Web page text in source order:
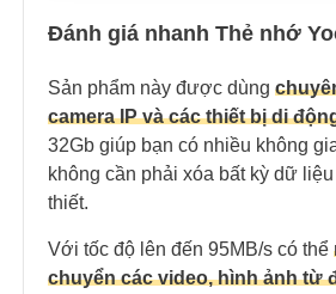
Đánh giá nhanh Thẻ nhớ
Sản phẩm này được dùng
camera IP và các thiết bị di
32Gb giúp bạn có nhiều không
không cần phải xóa bất kỳ dữ
thiết.
Với tốc độ lên đến 95MB/s có thể
chuyển các video, hình ảnh từ